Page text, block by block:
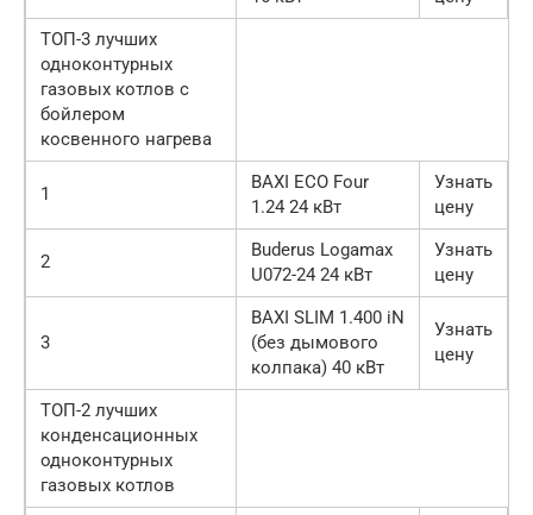
ТОП-3 лучших
одноконтурных
газовых котлов с
бойлером
косвенного нагрева
1
BAXI ECO Four
1.24 24 кВт
Узнать
цену
2
Buderus Logamax
U072-24 24 кВт
Узнать
цену
3
BAXI SLIM 1.400 iN
(без дымового
колпака) 40 кВт
Узнать
цену
ТОП-2 лучших
конденсационных
одноконтурных
газовых котлов